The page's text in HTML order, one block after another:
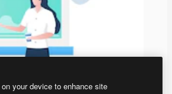
your device to enhance site